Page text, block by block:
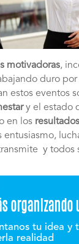
motivadoras,
duro
estos eventos
y el estado
en los
entusiasmo,
y todos
organizando
tu idea y
realidad